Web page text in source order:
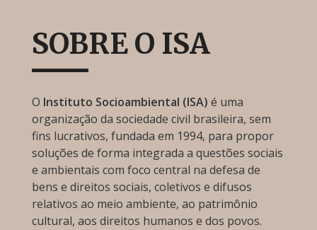
SOBRE O ISA
O Instituto Socioambiental (ISA) é uma
organização da sociedade civil brasileira, sem
fins lucrativos, fundada em 1994, para propor
soluções de forma integrada a questões sociais
e ambientais com foco central na defesa de
bens e direitos sociais, coletivos e difusos
relativos ao meio ambiente, ao patrimônio
cultural, aos direitos humanos e dos povos.